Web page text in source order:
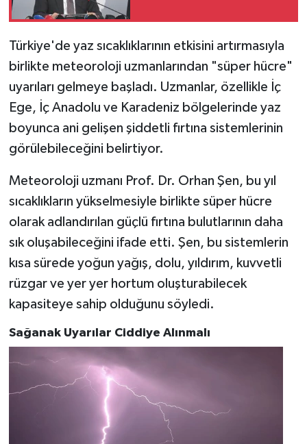
Türkiye'de yaz sıcaklıklarının etkisini artırmasıyla
birlikte meteoroloji uzmanlarından "süper hücre"
uyarıları gelmeye başladı. Uzmanlar, özellikle İç
Ege, İç Anadolu ve Karadeniz bölgelerinde yaz
boyunca ani gelişen şiddetli fırtına sistemlerinin
görülebileceğini belirtiyor.
Meteoroloji uzmanı Prof. Dr. Orhan Şen, bu yıl
sıcaklıkların yükselmesiyle birlikte süper hücre
olarak adlandırılan güçlü fırtına bulutlarının daha
sık oluşabileceğini ifade etti. Şen, bu sistemlerin
kısa sürede yoğun yağış, dolu, yıldırım, kuvvetli
rüzgar ve yer yer hortum oluşturabilecek
kapasiteye sahip olduğunu söyledi.
Sağanak Uyarılar Ciddiye Alınmalı